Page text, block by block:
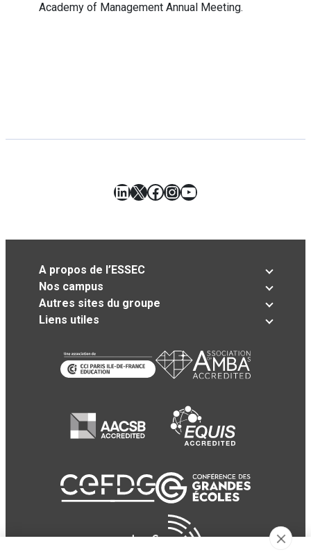
Academy of Management Annual Meeting.
LinkedIn
X Facebook
Instagram
YouTube
A propos de l’ESSEC
Nos campus
Autres sites du groupe
Liens utiles